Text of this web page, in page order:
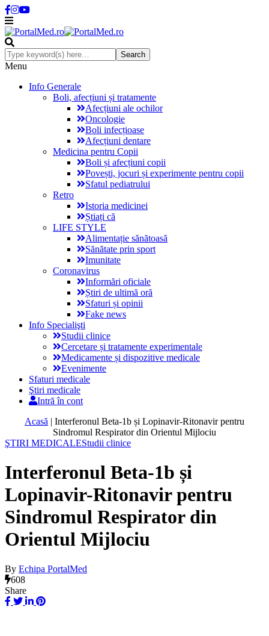
Menu
Info Generale
Boli, afecțiuni și tratamente
Afecțiuni ale ochilor
Oncologie
Boli infecțioase
Afecțiuni dentare
Medicina pentru Copii
Boli și afecțiuni copii
Povești, jocuri și experimente pentru copii
Sfatul pediatrului
Retro
Istoria medicinei
Știați că
LIFE STYLE
Alimentație sănătoasă
Sănătate prin sport
Imunitate
Coronavirus
Informări oficiale
Știri de ultimă oră
Sfaturi și opinii
Fake news
Info Specialişti
Studii clinice
Cercetare și tratamente experimentale
Medicamente și dispozitive medicale
Evenimente
Sfaturi medicale
Ştiri medicale
Intră în cont
Acasă | Interferonul Beta-1b și Lopinavir-Ritonavir pentru
Sindromul Respirator din Orientul Mijlociu
ŞTIRI MEDICALEStudii clinice
Interferonul Beta-1b și
Lopinavir-Ritonavir pentru
Sindromul Respirator din
Orientul Mijlociu
By Echipa PortalMed
608
Share